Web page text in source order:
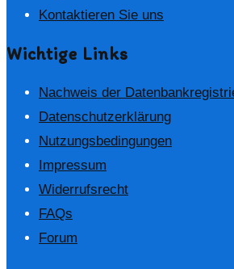
Kontaktieren Sie uns
Wichtige Links
Nachweis der
Datenschutzerklärung
Nutzungsbedingungen
Impressum
Widerrufsrecht
FAQs
Forum